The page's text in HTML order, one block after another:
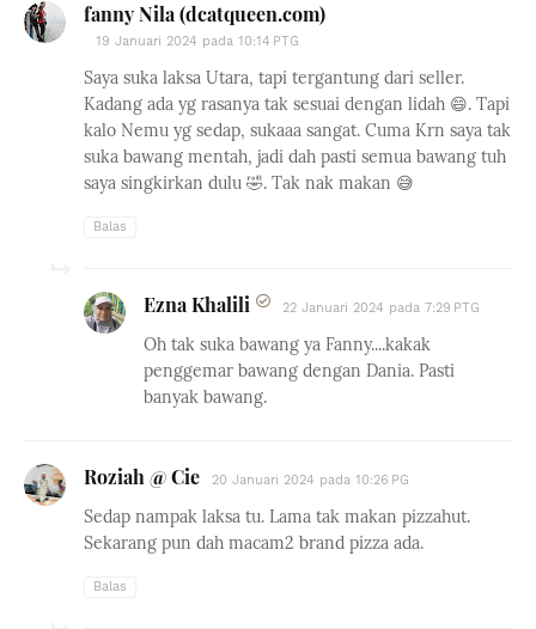
fanny Nila (dcatqueen.com)
19 Januari 2024 pada 10:14 PTG
Saya suka laksa Utara, tapi tergantung dari seller.
Kadang ada yg rasanya tak sesuai dengan lidah 😄. Tapi
kalo Nemu yg sedap, sukaaa sangat. Cuma Krn saya tak
suka bawang mentah, jadi dah pasti semua bawang tuh
saya singkirkan dulu 🤣. Tak nak makan 😅
Balas
Ezna Khalili 22 Januari 2024 pada 7:29 PTG
Oh tak suka bawang ya Fanny....kakak
penggemar bawang dengan Dania. Pasti
banyak bawang.
Roziah @ Cie 20 Januari 2024 pada 10:26 PG
Sedap nampak laksa tu. Lama tak makan pizzahut.
Sekarang pun dah macam2 brand pizza ada.
Balas